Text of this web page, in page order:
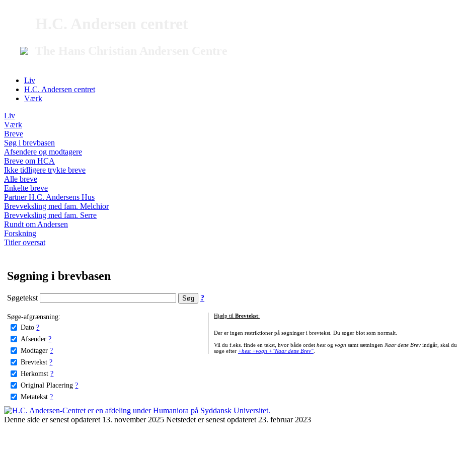
Liv
H.C. Andersen centret
Værk
Liv
Værk
Breve
Søg i brevbasen
Afsendere og modtagere
Breve om HCA
Ikke tidligere trykte breve
Alle breve
Enkelte breve
Partner H.C. Andersens Hus
Brevveksling med fam. Melchior
Brevveksling med fam. Serre
Rundt om Andersen
Forskning
Titler oversat
Søgning i brevbasen
Søgetekst ?
Søge-afgrænsning:
Dato ?
Afsender ?
Modtager ?
Brevtekst ?
Herkomst ?
Original Placering ?
Metatekst ?
Hjælp til Brevtekst:
Der er ingen restriktioner på søgninger i brevtekst. Du søger blot som normalt.
Vil du f.eks. finde en tekst, hvor både ordet hestog vogn samt sætningen Naar dette Brevindgår, skal du
søge efter +hest +vogn +"Naar dette Brev".
Denne side er senest opdateret 13. november 2025 Netstedet er senest opdateret 23. februar 2023